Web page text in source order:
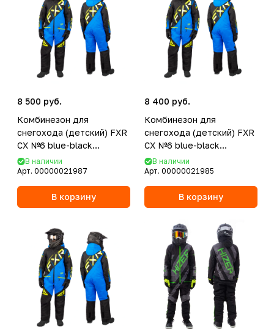
8 500 руб.
Комбинезон для
снегохода (детский) FXR
CX №6 blue-black
(текстиль) (16Y/164)
В наличии
Арт. 00000021987
В корзину
8 400 руб.
Комбинезон для
снегохода (детский) FXR
CX №6 blue-black
(текстиль) (12Y/152)
В наличии
Арт. 00000021985
В корзину